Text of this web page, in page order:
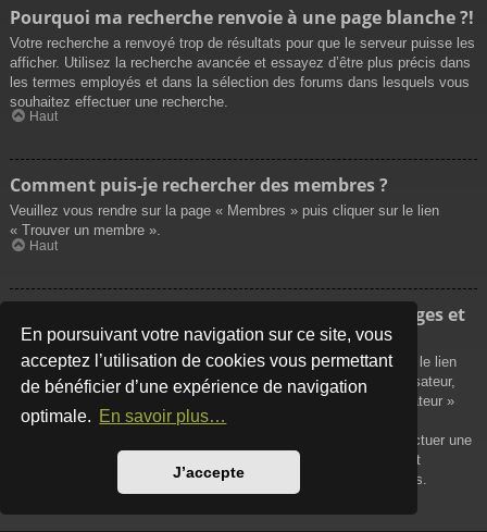
En poursuivant votre navigation sur ce site, vous
acceptez l’utilisation de cookies vous permettant
de bénéficier d’une expérience de navigation
optimale. En savoir plus…
J’accepte
Pourquoi ma recherche renvoie à une page blanche ?!
Votre recherche a renvoyé trop de résultats pour que le serveur puisse les
afficher. Utilisez la recherche avancée et essayez d’être plus précis dans
les termes employés et dans la sélection des forums dans lesquels vous
souhaitez effectuer une recherche.
Haut
Comment puis-je rechercher des membres ?
Veuillez vous rendre sur la page « Membres » puis cliquer sur le lien
« Trouver un membre ».
Haut
Comment puis-je retrouver mes propres messages et
sujets ?
Vos propres messages peuvent être affichés soit en cliquant sur le lien
« Afficher vos messages » dans le panneau de contrôle de l’utilisateur,
soit en cliquant sur le lien « Rechercher les messages de l’utilisateur »
sur la page de votre propre profil ou soit en cliquant sur le menu
« Raccourcis » situé sur la partie supérieure du forum. Pour effectuer une
recherche de vos propres sujets, utilisez la recherche avancée et
remplissez convenablement les options qui vous sont disponibles.